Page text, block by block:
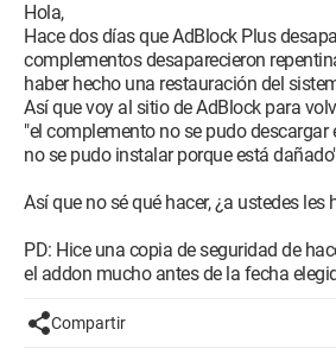
Hola,
Hace dos días que AdBlock Plus
complementos desaparecieron
haber hecho una restauración del
Así que voy al sitio de AdBlock para
"el complemento no se pudo
no se pudo instalar porque está
Así que no sé qué hacer, ¿a ustedes
PD: Hice una copia de seguridad de
el addon mucho antes de la fecha
Compartir